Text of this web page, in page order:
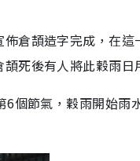
倉頡造字完成，在
死後有人將此穀雨日
個節氣，穀雨開始雨